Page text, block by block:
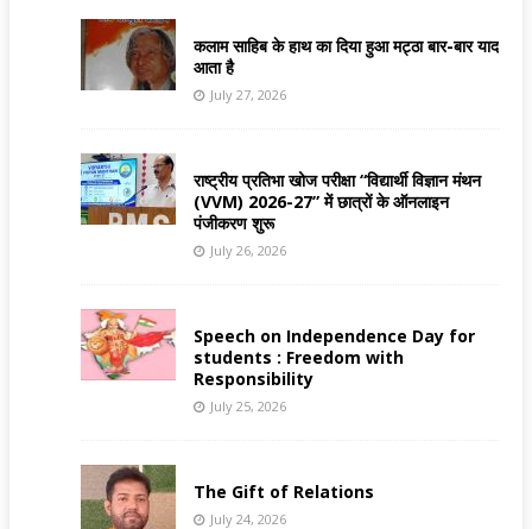
कलाम साहिब के हाथ का दिया हुआ मट्ठा बार-बार याद
आता है
July 27, 2026
राष्ट्रीय प्रतिभा खोज परीक्षा “विद्यार्थी विज्ञान मंथन
(VVM) 2026-27” में छात्रों के ऑनलाइन
पंजीकरण शुरू
July 26, 2026
Speech on Independence Day for
students : Freedom with
Responsibility
July 25, 2026
The Gift of Relations
July 24, 2026